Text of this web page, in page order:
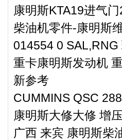
康明斯KTA19进气
柴油机零件-康明斯
014554 0 SAL,RNG
重卡康明斯发动机
新参考
CUMMINS QSC
康明斯大修大修 增
广西 来宾 康明斯柴